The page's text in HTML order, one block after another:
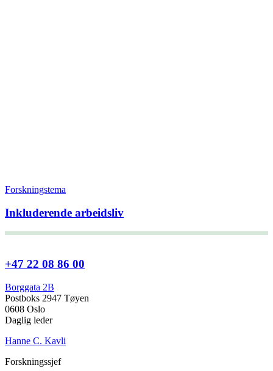
Forskningstema
Inkluderende arbeidsliv
+47 22 08 86 00
Borggata 2B
Postboks 2947 Tøyen
0608 Oslo
Daglig leder
Hanne C. Kavli
Forskningssjef